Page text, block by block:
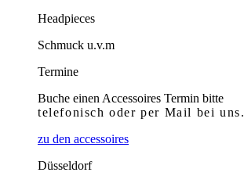
Headpieces
Schmuck u.v.m
Termine
Buche einen Accessoires Termin bitte
telefonischoder per Mail bei uns.
zu den accessoires
Düsseldorf